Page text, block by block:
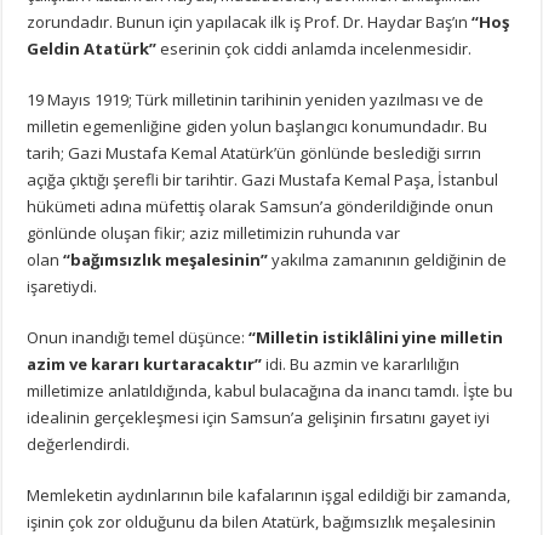
zorundadır. Bunun için yapılacak ilk iş Prof. Dr. Haydar Baş’ın“Hoş
Geldin Atatürk”eserinin çok ciddi anlamda incelenmesidir.
19 Mayıs 1919; Türk milletinin tarihinin yeniden yazılması ve de
milletin egemenliğine giden yolun başlangıcı konumundadır. Bu
tarih; Gazi Mustafa Kemal Atatürk’ün gönlünde beslediği sırrın
açığa çıktığı şerefli bir tarihtir. Gazi Mustafa Kemal Paşa, İstanbul
hükümeti adına müfettiş olarak Samsun’a gönderildiğinde onun
gönlünde oluşan fikir; aziz milletimizin ruhunda var
olan“bağımsızlık meşalesinin”yakılma zamanının geldiğinin de
işaretiydi.
Onun inandığı temel düşünce:“Milletin istiklâlini yine milletin
azim ve kararı kurtaracaktır”idi. Bu azmin ve kararlılığın
milletimize anlatıldığında, kabul bulacağına da inancı tamdı. İşte bu
idealinin gerçekleşmesi için Samsun’a gelişinin fırsatını gayet iyi
değerlendirdi.
Memleketin aydınlarının bile kafalarının işgal edildiği bir zamanda,
işinin çok zor olduğunu da bilen Atatürk, bağımsızlık meşalesinin